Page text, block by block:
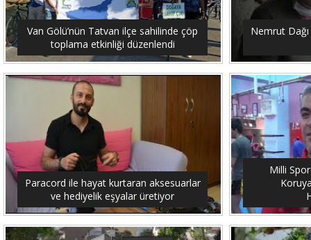
Van Gölü’nün Tatvan ilçe sahilinde çöp
toplama etkinliği düzenlendi
Nemrut
Paracord ile hayat kurtaran aksesuarlar
ve hediyelik eşyalar üretiyor
Milli